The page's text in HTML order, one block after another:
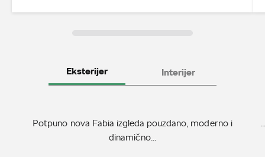
Eksterijer Interijer
Potpuno nova Fabia izgleda pouzdano, moderno i
dinamično...